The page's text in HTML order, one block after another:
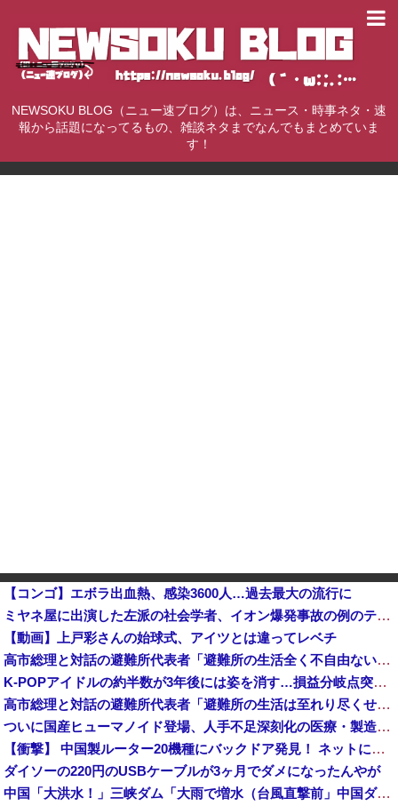
NEWSOKU BLOG（ニュー速ブログ）は、ニュース・時事ネタ・速
報から話題になってるもの、雑談ネタまでなんでもまとめていま
す！
【コンゴ】エボラ出血熱、感染3600人…過去最大の流行に
ミヤネ屋に出演した左派の社会学者、イオン爆発事故の例のテナントに理解を示して……他
【動画】上戸彩さんの始球式、アイツとは違ってレベチ
高市総理と対話の避難所代表者「避難所の生活全く不自由ない、ありがとう！日本人でよかった！」
K-POPアイドルの約半数が3年後には姿を消す…損益分岐点突破は4％未満
高市総理と対話の避難所代表者「避難所の生活は至れり尽くせりで全く不自由ない、ありがとう！日本人でよかった！」
ついに国産ヒューマノイド登場、人手不足深刻化の医療・製造現場などでの活用想定！
【衝撃】 中国製ルーター20機種にバックドア発見！ ネットに繋ぐだけで35秒ごとに中国のサーバーと通信
ダイソーの220円のUSBケーブルが3ヶ月でダメになったんやが
中国「大洪水！」三峡ダム「大雨で増水（台風直撃前」中国ダム「緊急放流！」中国鉄道「列車が走行中に流される」中国避難所「支援物資は有料です」謎の勢力「え」→